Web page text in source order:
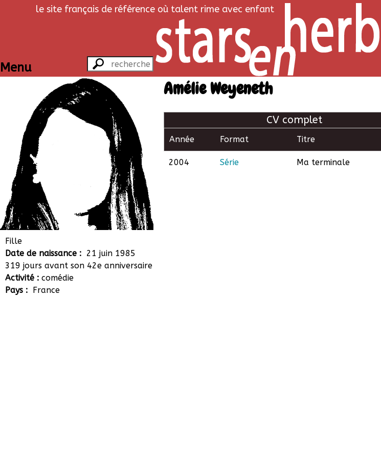
le site français de référence où talent rime avec enfant
Menu
Amélie Weyeneth
Fille
Date de naissance : 21 juin 1985
319 jours avant son 42e anniversaire
Activité : comédie
Pays : France
Amélie Weyeneth
CV complet
Année Format Titre
2004 Série Ma terminale